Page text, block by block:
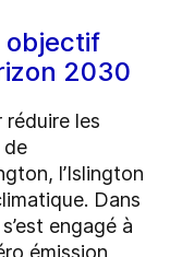
objectif
2030
réduire les
de
l’Islington
Dans
engagé à
émission